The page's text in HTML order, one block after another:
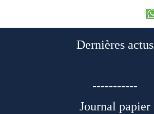
Dernières actus
-----------
Journal papier